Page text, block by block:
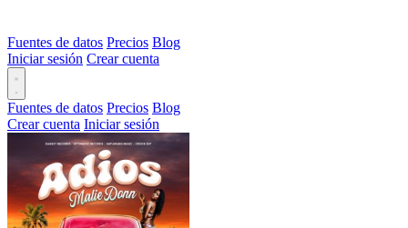
Fuentes de datos Precios Blog
Iniciar sesión Crear cuenta
Fuentes de datos Precios Blog
Crear cuenta Iniciar sesión